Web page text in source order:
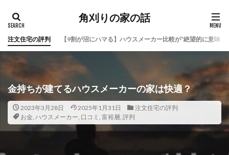
角刈りの家の話
注文住宅の評判 【9割が沼にハマる】ハウスメーカー比較が“絶望的に意味
金持ちが建てるハウスメーカーの家は快適？
2023年3月28日 2025年1月31日
注文住宅の評判
お金, ハウスメーカー, 口コミ , 富裕層, 評判